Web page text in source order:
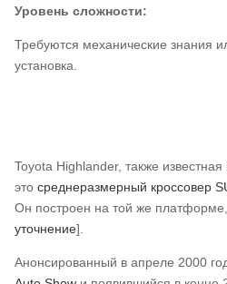
Уровень сложности:
Требуются механические знания
установка.
Toyota Highlander, также
это среднеразмерный кроссовер
Он построен на той же
уточнение].
Анонсированный в апреле 2000